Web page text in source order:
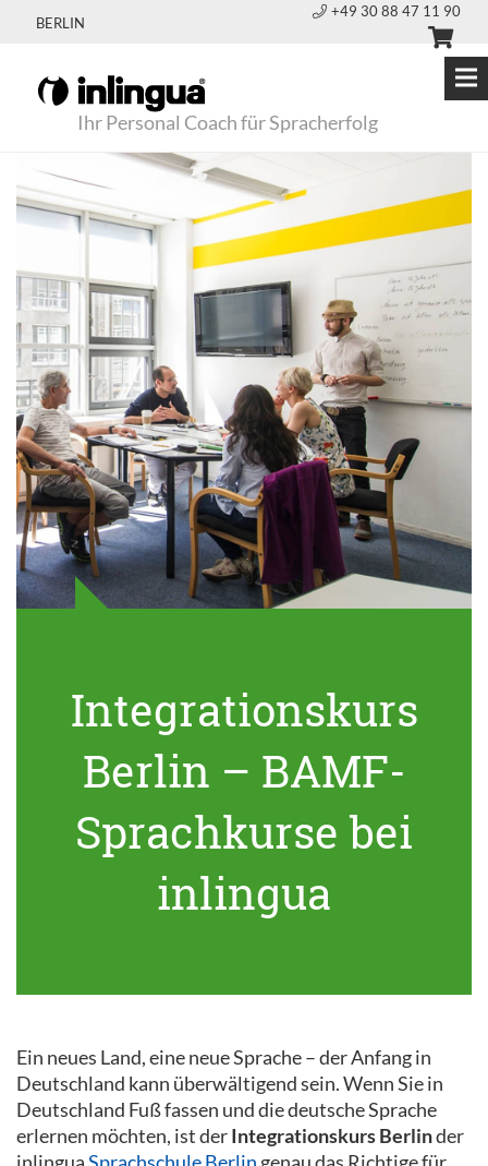
BERLIN
+49 30 88 47 11 90
Ihr Personal Coach für Spracherfolg
Integrationskurs
Berlin – BAMF-
Sprachkurse bei
inlingua
Ein neues Land, eine neue Sprache – der Anfang in
Deutschland kann überwältigend sein. Wenn Sie in
Deutschland Fuß fassen und die deutsche Sprache
erlernen möchten, ist derIntegrationskurs Berlinder